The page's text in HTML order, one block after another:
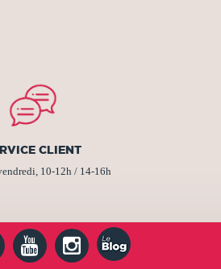
CLIENT
10-12h / 14-16h